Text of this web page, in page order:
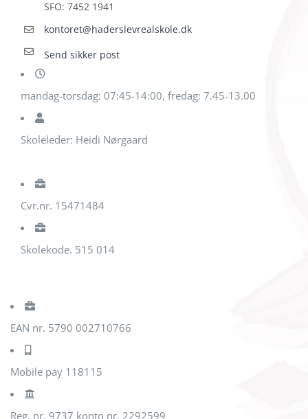
SFO: 7452 1941
kontoret@haderslevrealskole.dk
Send sikker post
mandag-torsdag: 07:45-14:00, fredag: 7.45-13.00
Skoleleder: Heidi Nørgaard
Cvr.nr. 15471484
Skolekode. 515 014
EAN nr. 5790 002710766
Mobile pay 118115
Reg. nr. 9737 konto nr. 2292599